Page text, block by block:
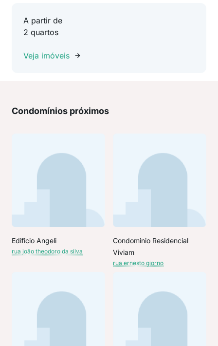
A partir de
2 quartos
Veja imóveis
Condomínios próximos
Edificio Angeli
rua joão theodoro da silva
Condominio Residencial
Viviam
rua ernesto giorno